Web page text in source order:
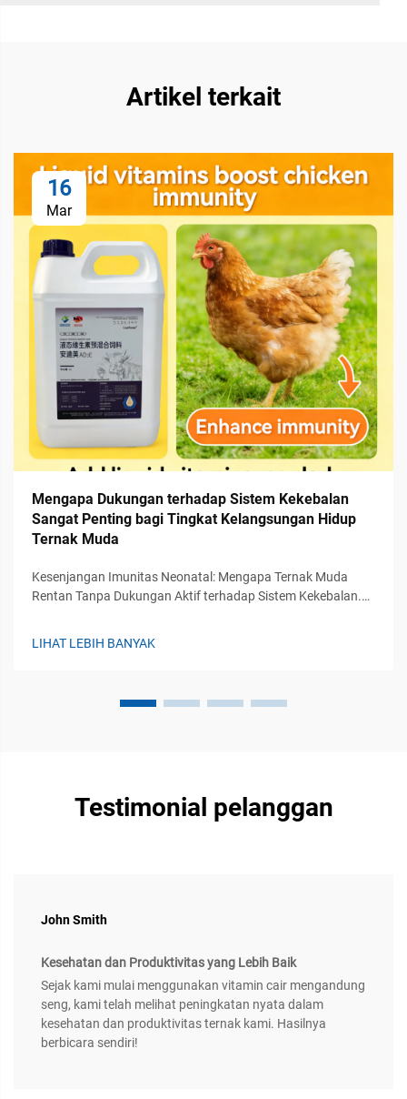
Artikel terkait
16
Mar
Mengapa Dukungan terhadap Sistem Kekebalan
Sangat Penting bagi Tingkat Kelangsungan Hidup
Ternak Muda
Kesenjangan Imunitas Neonatal: Mengapa Ternak Muda
Rentan Tanpa Dukungan Aktif terhadap Sistem Kekebalan.
LIHAT LEBIH BANYAK
Testimonial pelanggan
John Smith
Kesehatan dan Produktivitas yang Lebih Baik
Sejak kami mulai menggunakan vitamin cair mengandung
seng, kami telah melihat peningkatan nyata dalam
kesehatan dan produktivitas ternak kami. Hasilnya
berbicara sendiri!